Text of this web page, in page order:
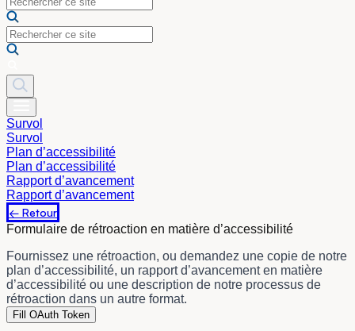
Survol
Survol
Plan d’accessibilité
Plan d’accessibilité
Rapport d’avancement
Rapport d’avancement
← Retour
Formulaire de rétroaction en matière d’accessibilité
Fournissez une rétroaction, ou demandez une copie de notre
plan d’accessibilité, un rapport d’avancement en matière
d’accessibilité ou une description de notre processus de
rétroaction dans un autre format.
Fill OAuth Token